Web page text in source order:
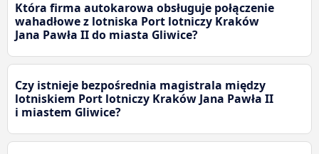
Która firma autokarowa obsługuje połączenie
wahadłowe z lotniska Port lotniczy Kraków
Jana Pawła II do miasta Gliwice?
Czy istnieje bezpośrednia magistrala między
lotniskiem Port lotniczy Kraków Jana Pawła II
i miastem Gliwice?